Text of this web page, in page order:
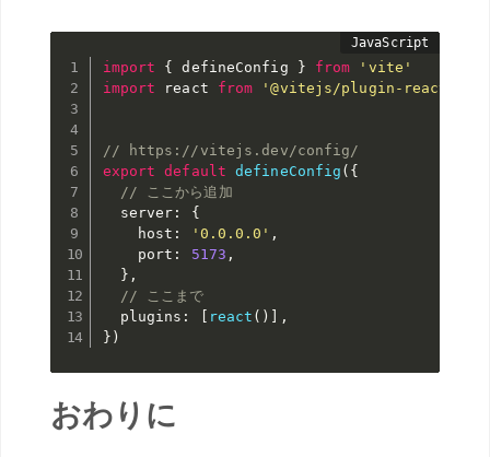
import { defineConfig } from
'vite'
import react from '@vitejs/plugin-react'
// https://vitejs.dev/config/
export
default defineConfig ( {
// ここから追加
  server
:
{
    host
: '0.0.0.0' ,
    port
: 5173 ,
} ,
// ここまで
  plugins
: react ( )
,
} )
おわりに